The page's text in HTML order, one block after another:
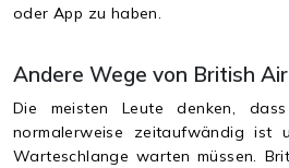
oder App zu haben.
Andere Wege von British
Die meisten Leute denken,
normalerweise zeitaufwändig ist
Warteschlange warten müssen.